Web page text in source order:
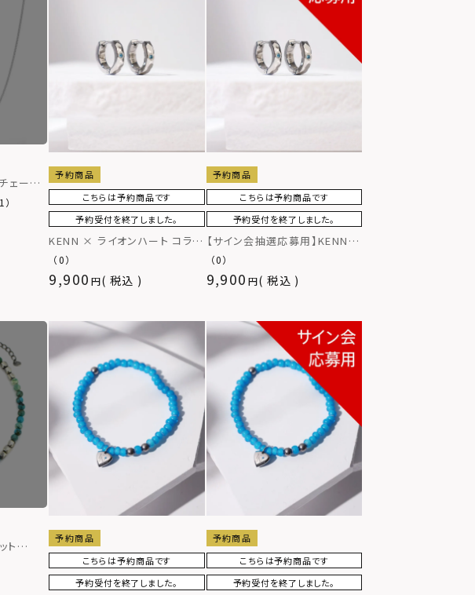
ェーン
バー
）
予約商品
こちらは予約商品です
予約受付を終了しました。
KENN × ライオンハート コラボ
ピアス/サージカルステンレス
（0）
9,900 税込
予約商品
こちらは予約商品です
予約受付を終了しました。
【サイン会抽選応募用】KENN
× ライオンハート コラボピア
（0）
9,900 税込
ト
予約商品
こちらは予約商品です
予約受付を終了しました。
予約商品
こちらは予約商品です
予約受付を終了しました。